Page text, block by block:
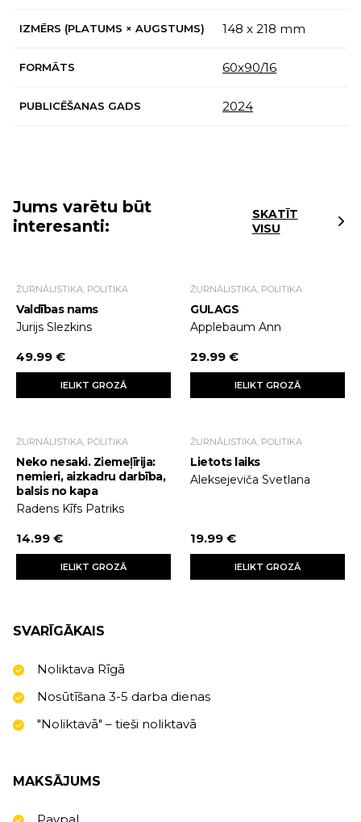
IZMĒRS (PLATUMS × AUGSTUMS) 148 x 218 mm
FORMĀTS 60x90/16
PUBLICĒŠANAS GADS 2024
Jums varētu būt
interesanti:
SKATĪT
VISU
ŽURNĀLISTIKA, POLITIKA
Valdības nams
Jurijs Slezkins
49.99 €
IELIKT GROZĀ
ŽURNĀLISTIKA, POLITIKA
GULAGS
Applebaum Ann
29.99 €
IELIKT GROZĀ
ŽURNĀLISTIKA, POLITIKA
Neko nesaki. Ziemeļīrija:
nemieri, aizkadru darbība,
balsis no kapa
Radens Kīfs Patriks
14.99 €
IELIKT GROZĀ
ŽURNĀLISTIKA, POLITIKA
Lietots laiks
Aleksejeviča Svetlana
19.99 €
IELIKT GROZĀ
SVARĪGĀKAIS
Noliktava Rīgā
Nosūtīšana 3-5 darba dienas
"Noliktavā" – tieši noliktavā
MAKSĀJUMS